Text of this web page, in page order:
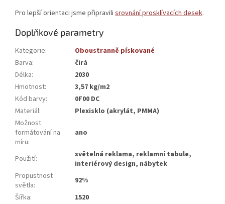
Pro lepší orientaci jsme připravili srovnání prosklívacích desek.
Doplňkové parametry
Kategorie:
Oboustranně pískované
Barva:
čirá
Délka:
2030
Hmotnost:
3,57 kg/m2
Kód barvy:
0F00 DC
Materiál:
Plexisklo (akrylát, PMMA)
Možnost
formátování na
míru:
ano
Použití:
světelná reklama, reklamní tabule,
interiérový design, nábytek
Propustnost
světla:
92%
Šířka:
1520